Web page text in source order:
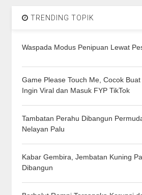
TRENDING TOPIK
Waspada Modus Penipuan Lewat
Game Please Touch Me, Cocok Buat
Ingin Viral dan Masuk FYP TikTok
Tambatan Perahu Dibangun
Nelayan Palu
Kabar Gembira, Jembatan Kuning
Dibangun